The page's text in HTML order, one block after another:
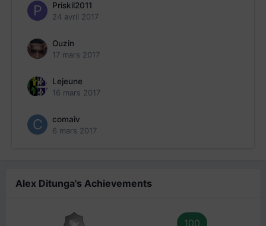
Priskil2011
24 avril 2017
Ouzin
17 mars 2017
Lejeune
16 mars 2017
comaiv
6 mars 2017
Alex Ditunga's Achievements
100